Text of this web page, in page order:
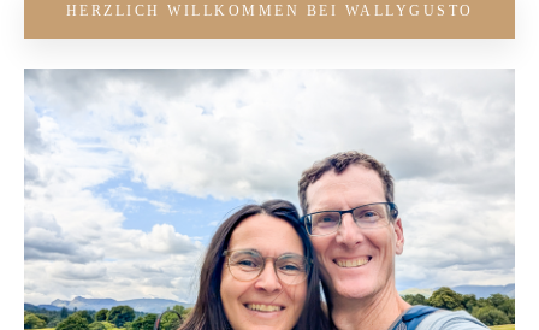
HERZLICH WILLKOMMEN BEI WALLYGUSTO